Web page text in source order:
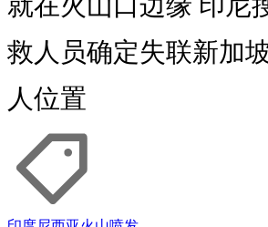
就在火山口边缘 印尼
救人员确定失联新加
人位置